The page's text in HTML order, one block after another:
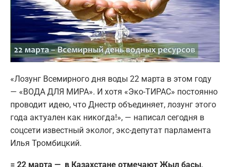
«Лозунг Всемирного дня воды 22 марта в этом году
— «ВОДА ДЛЯ МИРА». И хотя «Эко-ТИРАС» постоянно
проводит идею, что Днестр объединяет, лозунг этого
года актуален как никогда!», — написал сегодня в
соцсети известный эколог, экс-депутат парламента
Илья Тромбицкий.
= 22 марта — в Казахстане отмечают Жыл басы,